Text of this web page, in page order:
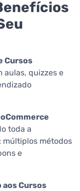
Cursos
aulas, quizzes e
toda a
múltiplos métodos
e
aos Cursos